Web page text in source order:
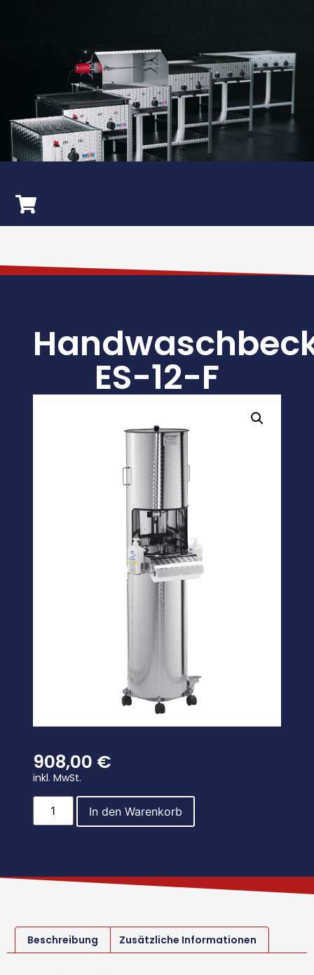
ES-12-F
908,00 €
inkl. MwSt.
In den Warenkorb
Beschreibung Zusätzliche Informationen